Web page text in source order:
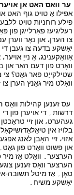
ער וואס האט אַן
אפילו אַ טויט גוף האט
פילע רוחניות טויט
רעליגיעז פאַרלייגן פון
צו הערן، און נאָר ווערן
יאָשקע בדעה צו געבן די
אַוואַקענינג، אַ נייַ
וואָרט פון דעם האר און
שטילקייַט פאר גאָט؟ צי
וואָלט מיר גאַנץ הערן צו
עס זענען קהילות וואָס
דרשות۔ די אויערן פון
געהערט، און זיי
בלויז אין
אזוי، זיי האָבן לאַנג
און פּשוט וואָרט פון
הערצער۔ וואָלט אַז
הערצער וואָס זענען
טאָן۔ אַז מיטל תשובה-
יאָשקע משיח۔